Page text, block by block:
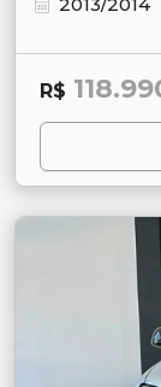
2013/2014
R$